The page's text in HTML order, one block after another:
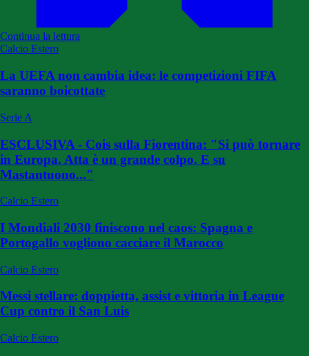
Continua la lettura
Calcio Estero
La UEFA non cambia idea: le competizioni FIFA
saranno boicottate
Serie A
ESCLUSIVA - Cois sulla Fiorentina: "Si può tornare
in Europa. Atta è un grande colpo. E su
Mastantuono..."
Calcio Estero
I Mondiali 2030 finiscono nel caos: Spagna e
Portogallo vogliono cacciare il Marocco
Calcio Estero
Messi stellare: doppietta, assist e vittoria in League
Cup contro il San Luis
Calcio Estero